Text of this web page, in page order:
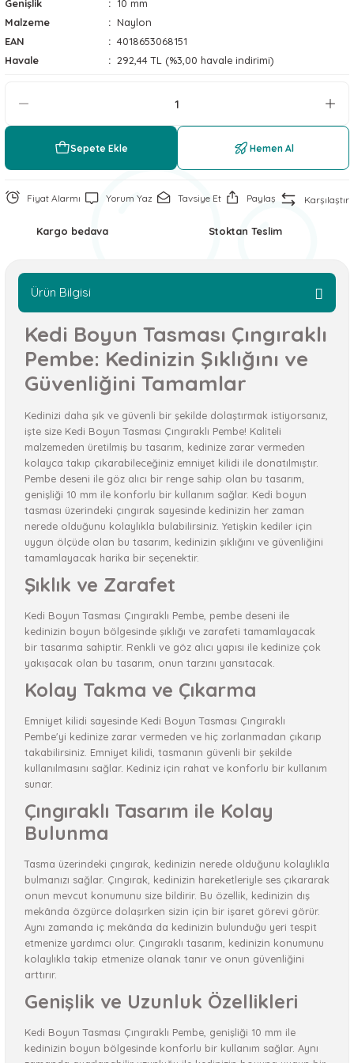
Soğutucu Matlar
Genişlik
10 mm
Malzeme
Naylon
EAN
4018653068151
Havale
292,44 TL (%3,00 havale indirimi)
Sepete Ekle Hemen Al
Fiyat Alarmı Yorum Yaz Tavsiye Et Paylaş Karşılaştır
Kargo bedava Stoktan Teslim
Ürün Bilgisi
Kedi Boyun Tasması Çıngıraklı
Pembe: Kedinizin Şıklığını ve
Güvenliğini Tamamlar
Kedinizi daha şık ve güvenli bir şekilde dolaştırmak istiyorsanız,
işte size Kedi Boyun Tasması Çıngıraklı Pembe! Kaliteli
malzemeden üretilmiş bu tasarım, kedinize zarar vermeden
kolayca takıp çıkarabileceğiniz emniyet kilidi ile donatılmıştır.
Pembe deseni ile göz alıcı bir renge sahip olan bu tasarım,
genişliği 10 mm ile konforlu bir kullanım sağlar. Kedi boyun
tasması üzerindeki çıngırak sayesinde kedinizin her zaman
nerede olduğunu kolaylıkla bulabilirsiniz. Yetişkin kediler için
uygun ölçüde olan bu tasarım, kedinizin şıklığını ve güvenliğini
tamamlayacak harika bir seçenektir.
Şıklık ve Zarafet
Kedi Boyun Tasması Çıngıraklı Pembe, pembe deseni ile
kedinizin boyun bölgesinde şıklığı ve zarafeti tamamlayacak
bir tasarıma sahiptir. Renkli ve göz alıcı yapısı ile kedinize çok
yakışacak olan bu tasarım, onun tarzını yansıtacak.
Kolay Takma ve Çıkarma
Emniyet kilidi sayesinde Kedi Boyun Tasması Çıngıraklı
Pembe'yi kedinize zarar vermeden ve hiç zorlanmadan çıkarıp
takabilirsiniz. Emniyet kilidi, tasmanın güvenli bir şekilde
kullanılmasını sağlar. Kediniz için rahat ve konforlu bir kullanım
sunar.
Çıngıraklı Tasarım ile Kolay
Bulunma
Tasma üzerindeki çıngırak, kedinizin nerede olduğunu kolaylıkla
bulmanızı sağlar. Çıngırak, kedinizin hareketleriyle ses çıkararak
onun mevcut konumunu size bildirir. Bu özellik, kedinizin dış
mekânda özgürce dolaşırken sizin için bir işaret görevi görür.
Aynı zamanda iç mekânda da kedinizin bulunduğu yeri tespit
etmenize yardımcı olur. Çıngıraklı tasarım, kedinizin konumunu
kolaylıkla takip etmenize olanak tanır ve onun güvenliğini
arttırır.
Genişlik ve Uzunluk Özellikleri
Kedi Boyun Tasması Çıngıraklı Pembe, genişliği 10 mm ile
kedinizin boyun bölgesinde konforlu bir kullanım sağlar. Aynı